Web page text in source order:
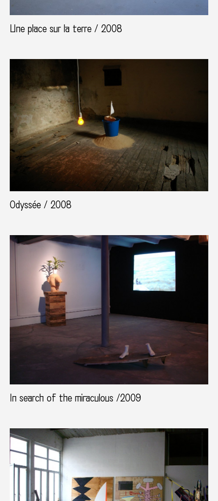
Une place sur la terre / 2008
Odyssée / 2008
In search of the miraculous /2009